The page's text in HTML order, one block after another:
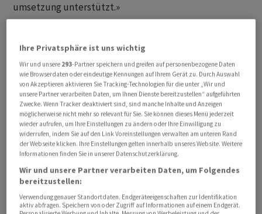
umsetzung unterstützt.»
Fachkräfte bis hin zu Managern – können ihre Ideen in
der Software formulieren. Anschliessend erhalten sie
eine physische Kickbox, die Werkzeuge und Methoden
bietet, die Geschäftsidee auf Marktfähigkeit und
Umsetzbarkeit zu überprüfen. «Am Ende hält der
Ideengeber einen potenziellen Businesscase in der
Hand, den er seinem Management vorstellen kann, um
Budget für eine mögliche Umsetzung zu erhalten», so
Hengartner.
Bei einem Unternehmen mit rund 10’000 Angestellten
seien so beispielsweise innerhalb von anderthalb Jahren
Ihre Privatsphäre ist uns wichtig
Wir und unsere 293-Partner speichern und greifen auf personenbezogene Daten
wie Browserdaten oder eindeutige Kennungen auf Ihrem Gerät zu. Durch Auswahl
von Akzeptieren aktivieren Sie Tracking-Technologien für die unter „Wir und
unsere Partner verarbeiten Daten, um Ihnen Dienste bereitzustellen“ aufgeführten
Zwecke. Wenn Tracker deaktiviert sind, sind manche Inhalte und Anzeigen
möglicherweise nicht mehr so relevant für Sie. Sie können dieses Menü jederzeit
wieder aufrufen, um Ihre Einstellungen zu ändern oder Ihre Einwilligung zu
widerrufen, indem Sie auf den Link Voreinstellungen verwalten am unteren Rand
der Webseite klicken. Ihre Einstellungen gelten innerhalb unseres Website. Weitere
Informationen finden Sie in unserer Datenschutzerklärung.
Wir und unsere Partner verarbeiten Daten, um Folgendes
bereitzustellen:
Verwendung genauer Standortdaten. Endgeräteeigenschaften zur Identifikation
aktiv abfragen. Speichern von oder Zugriff auf Informationen auf einem Endgerät.